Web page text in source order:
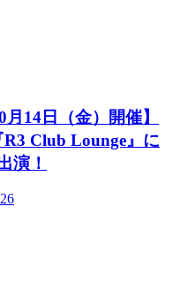
月14日（金）開催】
Club Lounge』に
演！